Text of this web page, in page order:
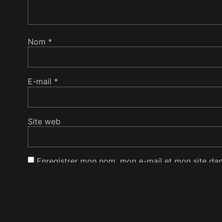
Nom *
E-mail *
Site web
Enregistrer mon nom, mon e-mail et mon site